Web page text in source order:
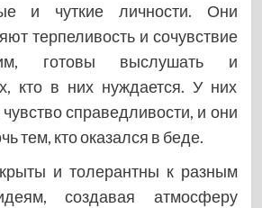
и чуткие личности. Они
терпеливость и сочувствие
готовы выслушать и
кто в них нуждается. У них
справедливости, и они
тем, кто оказался в беде.
и толерантны к разным
создавая атмосферу